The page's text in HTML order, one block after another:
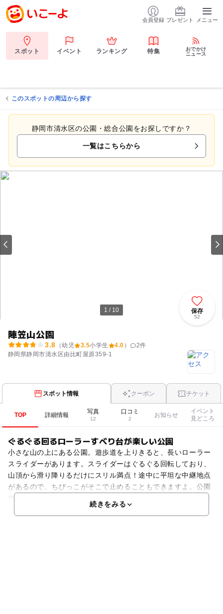
会員登録 プレゼント メニュー
スポット イベント ランキング 特集
おでかけ
ニュース
このスポットの周辺から探す
静岡市清水区の公園・総合公園をお探しですか？
一覧はこちらから
1 / 10
陣笠山公園
3.8 （幼児 3.5小学生 4.0 ） 2件
静岡県静岡市清水区由比町屋原359-1
保存
52
スポット情報 クーポン チケット
TOP 詳細情報 写真
12
口コミ
2
お知らせ
イベント
見どころ
ぐるぐる回るローラーすべり台が楽しい公園
小さな山の上にある公園。遊歩道を上りきると、長いローラー
スライダーがあります。スライダーはぐるぐる回転しており、
山頂から滑り降りるだけにスリル満点！途中に平坦な中継地点
があるので、ちびっこがそこで止めることもできますよ。公園
内にはその他に展望台の設置もあるので、周囲の市街地の景観
続きをみる